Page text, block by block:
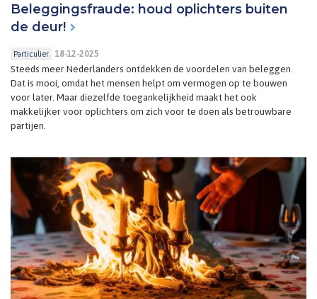
Beleggingsfraude: houd oplichters buiten
de deur!
Particulier 18-12-2025
Steeds meer Nederlanders ontdekken de voordelen van beleggen.
Dat is mooi, omdat het mensen helpt om vermogen op te bouwen
voor later. Maar diezelfde toegankelijkheid maakt het ook
makkelijker voor oplichters om zich voor te doen als betrouwbare
partijen.